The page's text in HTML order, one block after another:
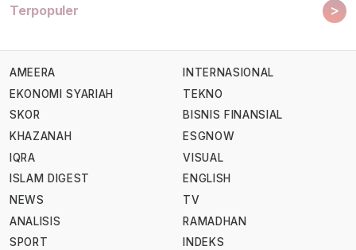
Terpopuler >
AMEERA
EKONOMI SYARIAH
SKOR
KHAZANAH
IQRA
ISLAM DIGEST
NEWS
ANALISIS
SPORT
INTERNASIONAL
TEKNO
BISNIS FINANSIAL
ESGNOW
VISUAL
ENGLISH
TV
RAMADHAN
INDEKS